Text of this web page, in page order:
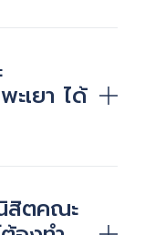
เยา ได้
สิตคณะ